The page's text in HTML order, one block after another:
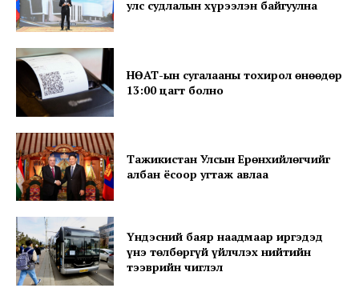
SUBSCRIBE NOW
улс судлалын хүрээлэн байгуулна
НӨАТ-ын сугалааны тохирол өнөөдөр
13:00 цагт болно
Тажикистан Улсын Ерөнхийлөгчийг
албан ёсоор угтаж авлаа
Үндэсний баяр наадмаар иргэдэд
үнэ төлбөргүй үйлчлэх нийтийн
тээврийн чиглэл